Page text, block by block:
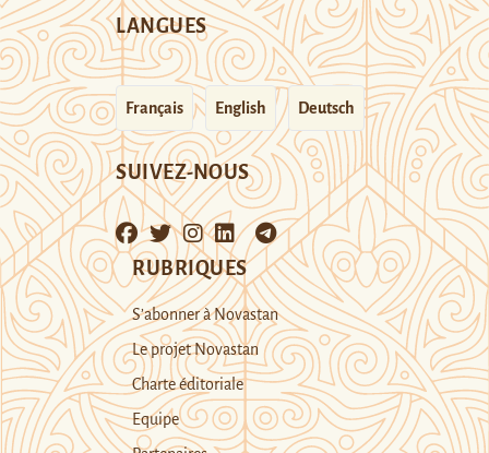
LANGUES
Français English Deutsch
SUIVEZ-NOUS
RUBRIQUES
S’abonner à Novastan
Le projet Novastan
Charte éditoriale
Equipe